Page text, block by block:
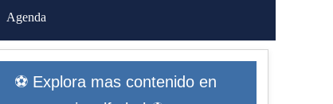
Agenda
⚽ Explora mas contenido en